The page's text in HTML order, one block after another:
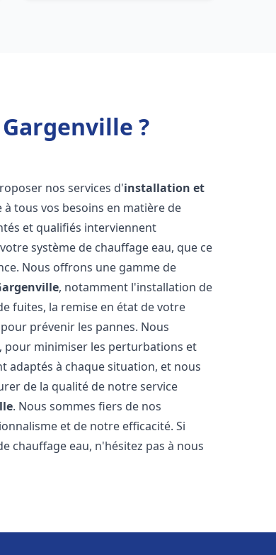
?
nos services d'installation et
tous vos besoins en matière de
et qualifiés interviennent
système de chauffage eau, que ce
Nous offrons une gamme de
, notamment l'installation de
fuites, la remise en état de votre
prévenir les pannes. Nous
pour minimiser les perturbations et
adaptés à chaque situation, et nous
de la qualité de notre service
. Nous sommes fiers de nos
et de notre efficacité. Si
chauffage eau, n'hésitez pas à nous